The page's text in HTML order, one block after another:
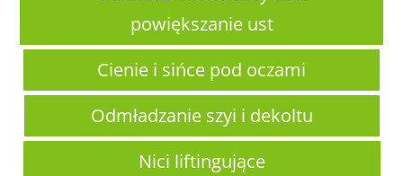
powiększanie ust
Cienie i sińce pod oczami
Odmładzanie szyi i dekoltu
Nici liftingujące